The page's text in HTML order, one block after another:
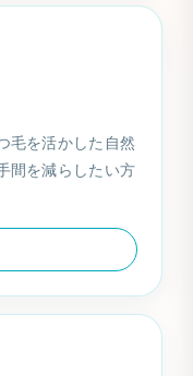
毛を活かした自然
間を減らしたい方